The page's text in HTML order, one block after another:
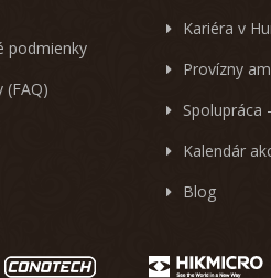
podmienky
(FAQ)
Kariéra v
Provízny
Spolupráca
Kalendár
Blog